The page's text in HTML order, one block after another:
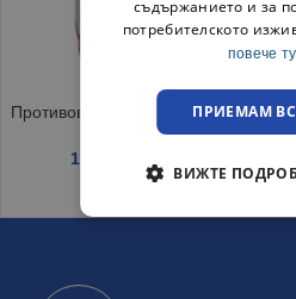
Противоветрен пепелник Vento
1.65
съдържанието и за
потребителското
повече
ПРИЕМАМ
ВИЖТЕ